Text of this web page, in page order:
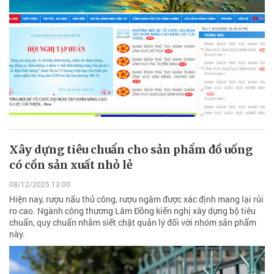
Xây dựng tiêu chuẩn cho sản phẩm đồ uống
có cồn sản xuất nhỏ lẻ
08/12/2025 13:00
Hiện nay, rượu nấu thủ công, rượu ngâm được xác định mang lại rủi
ro cao. Ngành công thương Lâm Đồng kiến nghị xây dựng bộ tiêu
chuẩn, quy chuẩn nhằm siết chặt quản lý đối với nhóm sản phẩm
này.